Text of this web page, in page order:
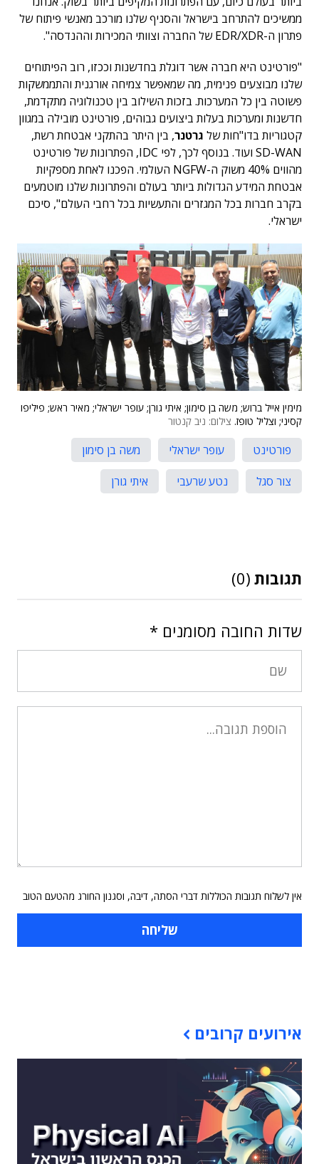
ממשיכים להתרחב בישראל והסניף שלנו מורכב מאנשי פיתוח של
פתרון ה-EDR/XDR של החברה וצוותי המכירות וההנדסה".
"פורטינט היא חברה אשר דוגלת בחדשנות וככזו, רוב הפיתוחים
שלנו מבוצעים פנימית, מה שמאפשר צמיחה אורגנית והתממשקות
פשוטה בין כל המערכות. בזכות השילוב בין טכנולוגיה מתקדמת,
חדשנות ומערכות בעלות ביצועים גבוהים, פורטינט מובילה במגוון
קטגוריות בדו"חות של גרטנר, בין היתר בהתקני אבטחת רשת,
SD-WAN ועוד. בנוסף לכך, לפי IDC, הפתרונות של פורטינט
מהווים 40% משוק ה-NGFW העולמי. הפכנו לאחת מספקיות
אבטחת המידע הגדולות ביותר בעולם והפתרונות שלנו מוטמעים
בקרב חברות בכל המגזרים והתעשיות בכל רחבי העולם", סיכם
ישראלי.
מימין אייל ברוש; משה בן סימון; איתי גורן; עופר ישראלי; מאיר ראש; פיליפו
קסיני; וצליל טופז. צילום: ניב קנטור
פורטינט עופר ישראלי
משה בן סימון
צור סגל
נטע שרעבי איתי גורן
תגובות (0)
שדות החובה מסומנים *
אין לשלוח תגובות הכוללות דברי הסתה, דיבה, וסגנון החורג מהטעם הטוב
אירועים קרובים